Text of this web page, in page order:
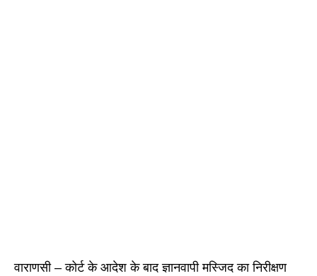
वाराणसी – कोर्ट के आदेश के बाद ज्ञानवापी मस्जिद का निरीक्षण